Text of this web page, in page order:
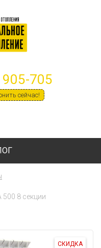
905-705
сейчас!
8 секции
СКИДКА